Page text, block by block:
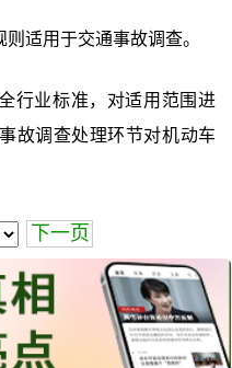
适用于交通事故调查。
行业标准，对适用范围进
故调查处理环节对机动车
下一页